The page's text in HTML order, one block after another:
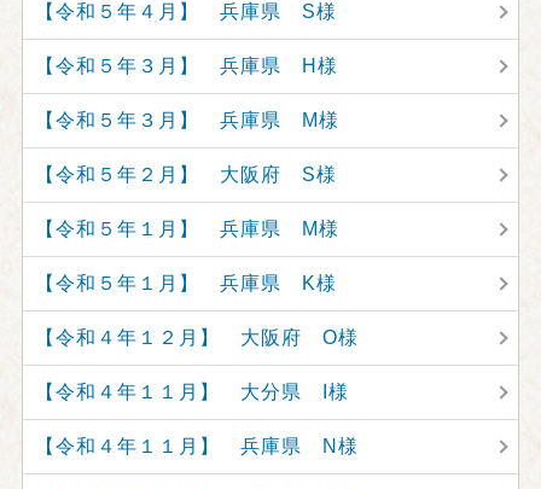
【令和５年４月】 兵庫県 S様
【令和５年３月】 兵庫県 H様
【令和５年３月】 兵庫県 M様
【令和５年２月】 大阪府 S様
【令和５年１月】 兵庫県 M様
【令和５年１月】 兵庫県 K様
【令和４年１２月】 大阪府 O様
【令和４年１１月】 大分県 I様
【令和４年１１月】 兵庫県 N様